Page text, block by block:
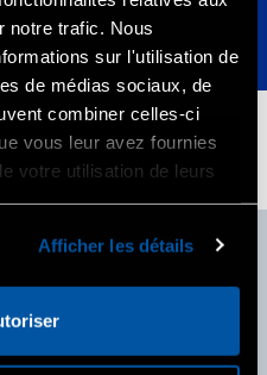
notre trafic. Nous
sur l'utilisation de
de médias sociaux, de
combiner celles-ci
vous leur avez fournies
votre utilisation de leurs
Afficher les détails